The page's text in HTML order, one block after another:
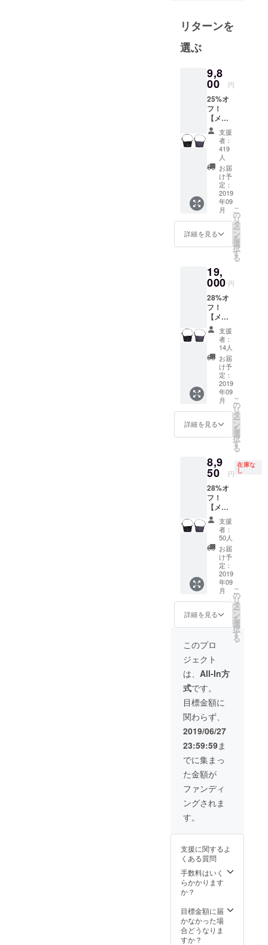
す。現代の
イルにマッ
的で長く使
えるスタイ
リッシュな
アイテムを
提供するこ
とがミッ
リターンを
選ぶ
9,8
00 円
25%オ
フ！
【メッ
セン
ジャー
バッグ
「Alpha
」1個】
内容：
メッセ
ジャー
バッグ
「Alpha
」1個
ク（主
要素
材：バ
リス
ティッ
クナイ
ロン）
グレー
（主要
素材：
フェイ
クウー
ル） サ
イズ：
36㎝
（横）
x 26㎝
チ） 重
量：
量：8ℓ
価格：
9,800円
送料：
500円
（価格
に含ま
れま
す）
支援
者：
419
人
お届
け予
定：
2019
年09
月
詳細を見る
こ
の
リ
タ
ー
ン
を
選
択
す
る
19,
000 円
28%オ
フ！
【メッ
セン
ジャー
バッグ
「Alpha
」2個
セッ
ト】 内
容：
メッセ
ン
ジャー
バッグ
「Alpha
カ
ラー：
ブラッ
ク（主
要素
材：バ
リス
ティッ
クナイ
ロン）
グレー
（主要
素材：
フェイ
クウー
ル） サ
イズ：
x 26㎝
（縦）x
3-13㎝
（マ
チ） 重
量：
460g 容
量：8ℓ
価格：
19,000
円 送
料：
1,000円
（価格
に込
み）
支援
者：
14人
お届
け予
定：
2019
年09
月
詳細を見る
こ
の
リ
タ
ー
ン
を
選
択
す
る
8,9
50 円
在庫な
し
28%オ
フ！
【メッ
セン
ジャー
バッグ
「Alpha
」1個
アー
リー
バード
限定50
個】 内
容：
メッセ
ン
ジャー
バッグ
「Alpha
」 1個
カ
ラー：
ブラッ
ク（主
要素
材：バ
リス
ティッ
クナイ
ロン）
グレー
（主要
素材：
フェイ
イズ：
（横）
x 26㎝
（縦）x
3-13㎝
（マ
量：
460g 容
量：8ℓ
価格：
支援
者：
50人
お届
け予
定：
2019
年09
月
詳細を見る
こ
の
リ
タ
ー
ン
を
選
択
す
る
このプロ
ジェクト
は、 All-In方
式です。
目標金額に
関わらず、
2019/06/27
23:59:59ま
でに集まっ
た金額が
ファンディ
ングされま
す。
支援に関するよ
くある質問
手数料はいく
らかかります
か？
目標金額に届
かなかった場
合どうなりま
すか？